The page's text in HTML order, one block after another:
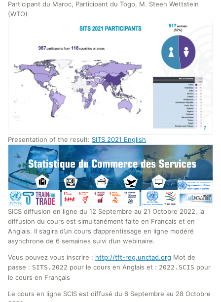
Participant du Maroc, Participant du Togo, M. Steen Wettstein
(WTO)
Presentation of the result: SITS 2021 English
SICS diffusion en ligne du 12 Septembre au 21 Octobre 2022, la
diffusion du cours est simultanément faite en Français et en
Anglais. Il s’agira d’un cours d’apprentissage en ligne modéré
asynchrone de 6 semaines suivi d’un webinaire.
Vous pouvez vous inscrire : http://tft-reg.unctad.org Mot de
passe : SITS.2022 pour le cours en Anglais et : 2022.SCIS pour
le cours en Français
Le cours en ligne SCIS est diffusé du 6 Septembre au 28 Octobre